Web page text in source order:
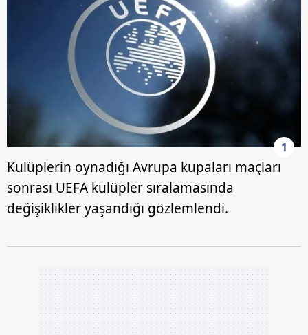
1
Kulüplerin oynadığı Avrupa kupaları maçları
sonrası UEFA kulüpler sıralamasında
değişiklikler yaşandığı gözlemlendi.